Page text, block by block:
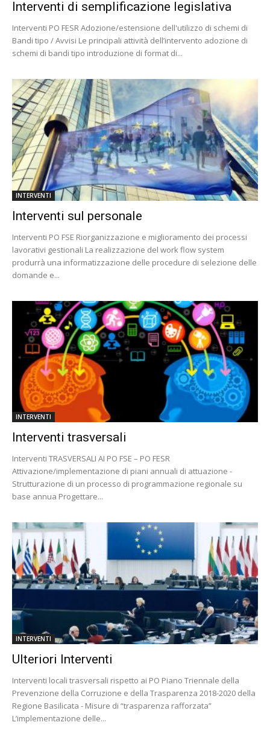
Interventi di semplificazione legislativa
Interventi PO FESR Adozione/estensione dell'utilizzo di schemi di
Bandi tipo / Avvisi Le principali attività dell’intervento adozione di
schemi di bandi tipo introduzione di format di...
INTERVENTI
Interventi sul personale
Interventi PO FSE Riorganizzazione e miglioramento dei processi
lavorativi gestionali La realizzazione del work flow system
produrrà una informatizzazione delle procedure di selezione delle
domande e...
INTERVENTI
Interventi trasversali
Interventi TRASVERSALI AI PO FSE – PO FESR
Attivazione/implementazione di piani annuali di attuazione -
Strutturazione di un processo di programmazione regionale su
base annua Progettare...
INTERVENTI
Ulteriori Interventi
Interventi locali trasversali rispetto ai PO Piano Triennale della
Prevenzione della Corruzione e della Trasparenza 2018-2020 della
Regione Basilicata - Misure di “trasparenza rafforzata”
L’implementazione delle...